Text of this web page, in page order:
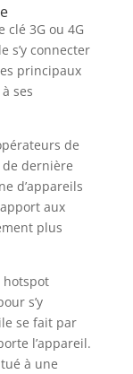
clé 3G ou 4G
s’y connecter
principaux
ses
de
dernière
d’appareils
aux
plus
hotspot
s’y
se fait par
l’appareil.
à une